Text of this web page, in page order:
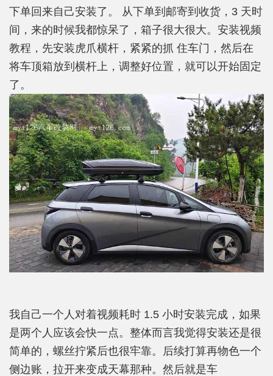
下单回来自己安装了。 从下单到邮寄到收货，3 天时
间，来的时候我都惊呆了，箱子很大很大。安装视频
教程，先安装虎爪横杆，紧紧的抓 住车门，然后在
将车顶箱放到横杆上，调整好位置，就可以开始固定
了。
我自己一个人对着视频耗时 1.5 小时安装完成，如果
是两个人应该会快一点。整体而言我觉得安装还是很
简单的，螺丝拧紧后也很牢靠。后续打算再物色一个
侧边账，拉开来变成天幕那种。然后就是车